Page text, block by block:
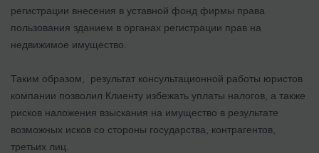
регистрации внесения в уставной фонд фирмы права
пользования зданием в органах регистрации прав на
недвижимое имущество.
Таким образом, результат консультационной работы юристов
компании позволил Клиенту избежать уплаты налогов, а также
рисков наложения взыскания на имущество в результате
возможных исков со стороны государства, контрагентов,
третьих лиц.